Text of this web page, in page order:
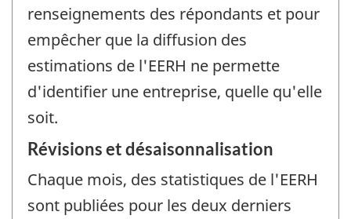
renseignements des répondants et pour
empêcher que la diffusion des
estimations de l'EERH ne permette
d'identifier une entreprise, quelle qu'elle
soit.
Révisions et désaisonnalisation
Chaque mois, des statistiques de l'EERH
sont publiées pour les deux derniers